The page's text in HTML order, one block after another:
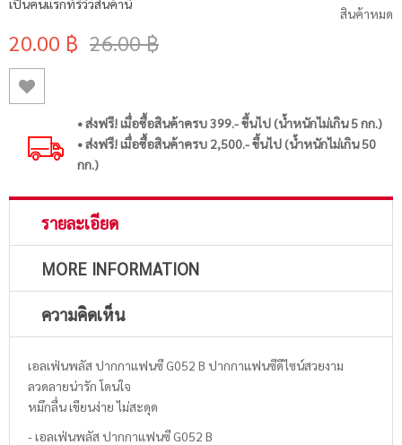
สินค้าหมด
เป็นคนแรกที่รีวิวสินค้านี้
20.00 ฿ 26.00 ฿
• ส่งฟรี! เมื่อซื้อสินค้าครบ 399.- ขึ้นไป (น้ำหนักไม่เกิน 5 กก.)
• ส่งฟรี! เมื่อซื้อสินค้าครบ 2,500.- ขึ้นไป (น้ำหนักไม่เกิน 50
กก.)
รายละเอียด
MORE INFORMATION
ความคิดเห็น
เอลเฟ่นพลัส ปากกาแฟนซี G052 B ปากกาแฟนซีดีไซน์สวยงาม
ลวดลายน่ารัก โดนใจ
หมึกลื่น เขียนง่าย ไม่สะดุด
- เอลเฟ่นพลัส ปากกาแฟนซี G052 B